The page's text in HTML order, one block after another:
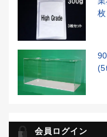
会員ログイン